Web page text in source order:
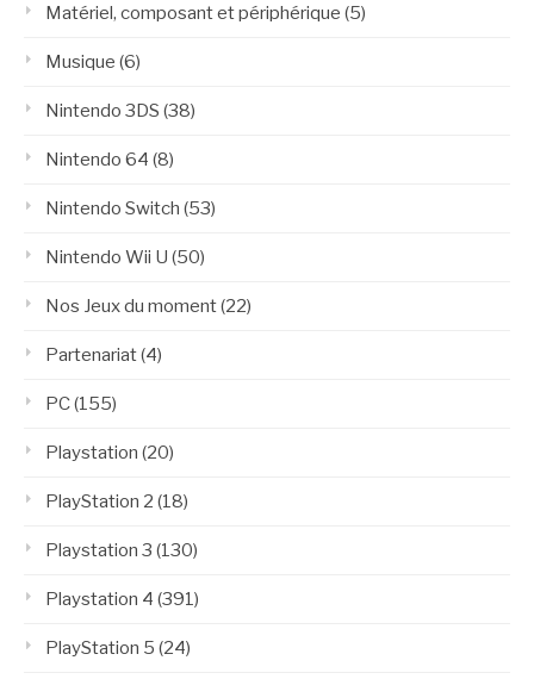
Matériel, composant et périphérique (5)
Musique (6)
Nintendo 3DS (38)
Nintendo 64 (8)
Nintendo Switch (53)
Nintendo Wii U (50)
Nos Jeux du moment(22)
Partenariat(4)
PC(155)
Playstation (20)
PlayStation 2 (18)
Playstation 3 (130)
Playstation 4 (391)
PlayStation 5 (24)